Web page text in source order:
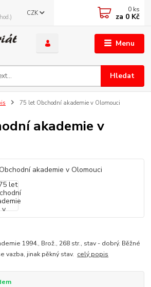
Menu
CZK
Hledat
0 ks
za 0 Kč
75 let Obchodní akademie v Olomouci
akademie v
1994., Brož., 268 str., stav - dobrý. Běžné
vazba, jinak pěkný stav. celý popis